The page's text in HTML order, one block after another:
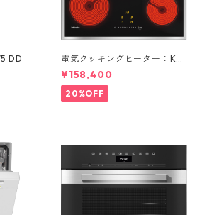
DD
電気クッキングヒーター：KM
6520 FR (4口)
¥158,400
20%OFF